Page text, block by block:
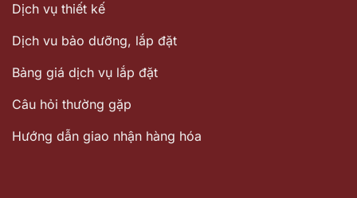
Dịch vụ thiết kế
Dịch vu bảo dưỡng, lắp đặt
Bảng giá dịch vụ lắp đặt
Câu hỏi thường gặp
Hướng dẫn giao nhận hàng hóa